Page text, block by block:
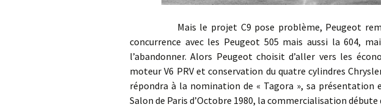
Mais le projet C9 pose problème, Peugeot
concurrence avec les Peugeot 505 mais aussi la 604,
l’abandonner. Alors Peugeot choisit d’aller vers les
moteur V6 PRV et conservation du quatre cylindres
répondra à la nomination de « Tagora », sa présentation
Salon de Paris d’Octobre 1980, la commercialisation débute